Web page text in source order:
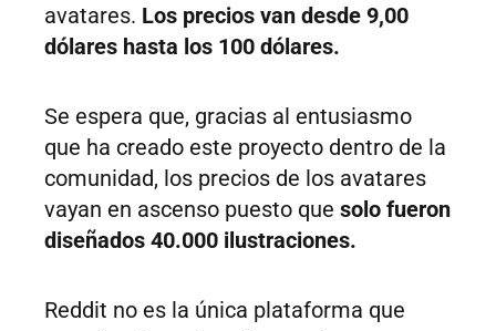
avatares. Los precios van desde 9,00
dólares hasta los 100 dólares.
Se espera que, gracias al entusiasmo
que ha creado este proyecto dentro de la
comunidad, los precios de los avatares
vayan en ascenso puesto que solo fueron
diseñados 40.000 ilustraciones.
Reddit no es la única plataforma que